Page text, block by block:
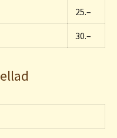
25.–
30.–